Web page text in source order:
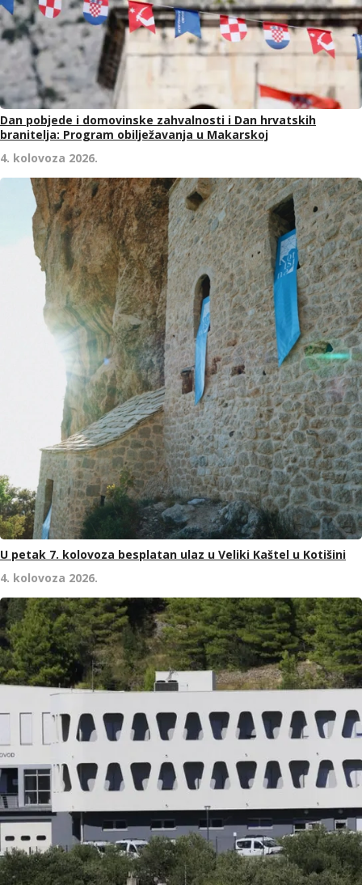
Dan pobjede i domovinske zahvalnosti i Dan hrvatskih
branitelja: Program obilježavanja u Makarskoj
4. kolovoza 2026.
U petak 7. kolovoza besplatan ulaz u Veliki Kaštel u Kotišini
4. kolovoza 2026.